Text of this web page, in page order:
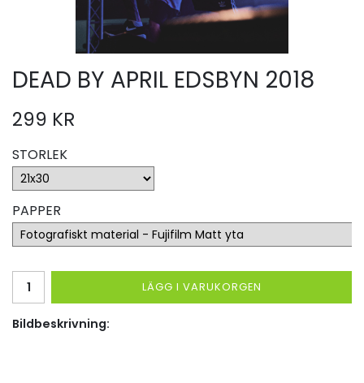
DEAD BY APRIL EDSBYN 2018
299 KR
STORLEK
PAPPER
LÄGG I VARUKORGEN
Bildbeskrivning: